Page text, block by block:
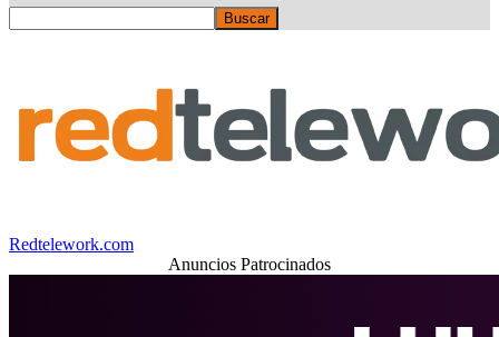
Redtelework.com
Anuncios Patrocinados